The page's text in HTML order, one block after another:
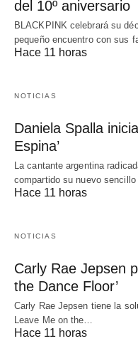
del 10º aniversario
BLACKPINK celebrará su
pequeño encuentro con sus
Hace 11 horas
NOTICIAS
Daniela Spalla
Espina’
La cantante argentina
compartido su nuevo sencillo
Hace 11 horas
NOTICIAS
Carly Rae Jepsen
the Dance Floor’
Carly Rae Jepsen tiene la
Leave Me on the…
Hace 11 horas